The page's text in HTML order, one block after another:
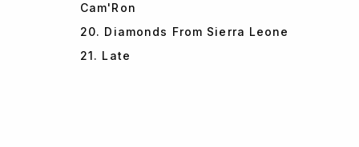
Cam'Ron
20. Diamonds From Sierra Leone
21. Late